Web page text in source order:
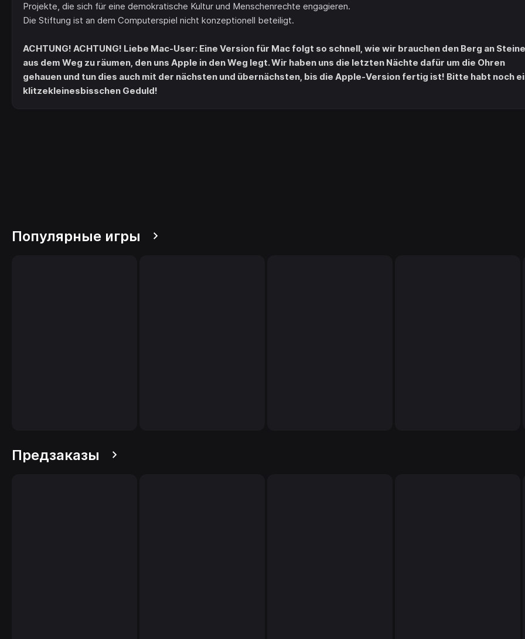
Projekte, die sich für eine demokratische Kultur und Menschenrechte engagieren.
Die Stiftung ist an dem Computerspiel nicht konzeptionell beteiligt.
ACHTUNG! ACHTUNG! Liebe Mac-User: Eine Version für Mac folgt so schnell, wie wir brauchen den Berg an
aus dem Weg zu räumen, den uns Apple in den Weg legt. Wir haben uns die letzten Nächte dafür um die Ohren
gehauen und tun dies auch mit der nächsten und übernächsten, bis die Apple-Version fertig ist! Bitte habt noch
klitzekleinesbisschen Geduld!
Популярные игры
Предзаказы